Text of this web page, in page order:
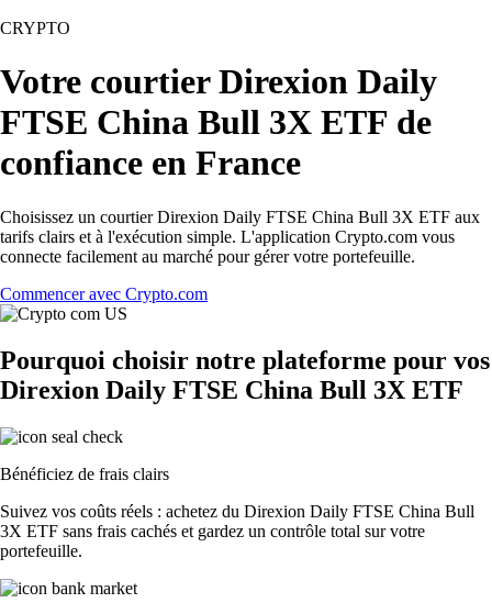
CRYPTO
Votre courtier Direxion Daily
FTSE China Bull 3X ETF de
confiance en France
Choisissez un courtier Direxion Daily FTSE China Bull 3X ETF aux
tarifs clairs et à l'exécution simple. L'application Crypto.com vous
connecte facilement au marché pour gérer votre portefeuille.
Commencer avec Crypto.com
Pourquoi choisir notre plateforme pour vos
Direxion Daily FTSE China Bull 3X ETF
Bénéficiez de frais clairs
Suivez vos coûts réels : achetez du Direxion Daily FTSE China Bull
3X ETF sans frais cachés et gardez un contrôle total sur votre
portefeuille.